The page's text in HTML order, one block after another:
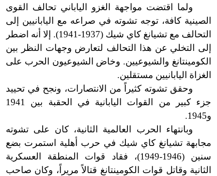
ولما اقتضت مواجهة الغزو الياباني تحالف القوى
الصينية كافة، توجه تشوته في صراعه مع اليابانيين إلى
التحالف مع تشيانغ كاي شيك (1937
-
1941
). إلا أنه اضطر
إلى التخلي عن هذا التحالف لتعارض وجهات النظر بين
الكومينتانغ والشيوعيين. وخاض الشيوعيون الحرب على
الغزاة اليابانيين مستقلين.
وحقق تشوته كثيراً من الانتصارات، ونجح في تحييد
جزء كبير من القوات اليابانية في الحقبة بين 1941
و1945.
وبانتهاء الحرب العالمية الثانية، كان على تشوته
مجابهة تشيانغ كاي شيك في حرب أهلية استمرت بضع
سنين (1946
-
1949
)، فقاد قوات المنطقة العسكرية
الثانية وقاتل قوات الكومينتانغ قتالاً مريراً، وكان صاحب